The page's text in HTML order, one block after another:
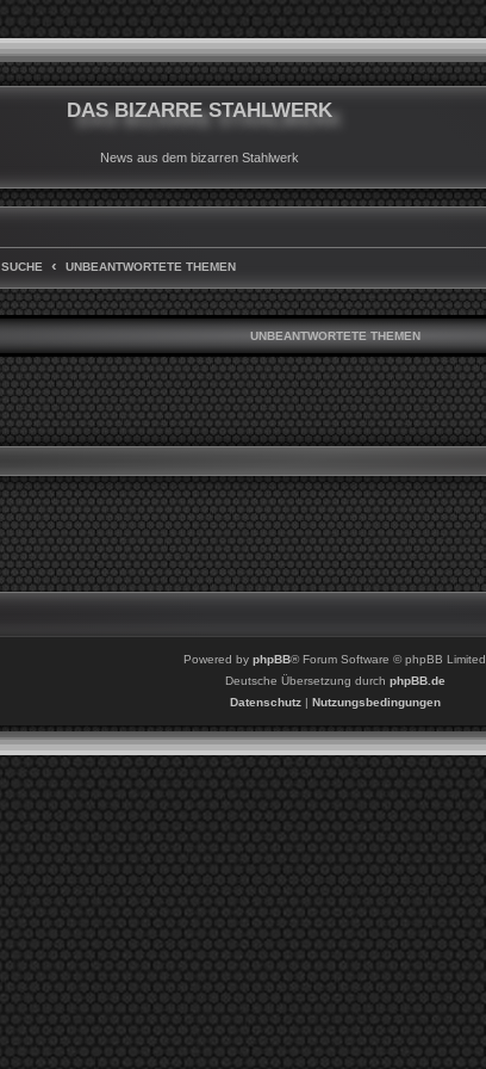
DAS BIZARRE STAHLWERK
News aus dem bizarren Stahlwerk
SUCHE UNBEANTWORTETE THEMEN
UNBEANTWORTETE THEMEN
Powered by phpBB® Forum Software © phpBB Limited
Deutsche Übersetzung durch phpBB.de
Datenschutz| Nutzungsbedingungen